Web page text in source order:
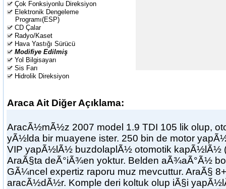
Çok Fonksiyonlu Direksiyon
Elektronik Dengeleme
Programı(ESP)
CD Çalar
Radyo/Kaset
Hava Yastığı Sürücü
Modifiye Edilmiş
Yol Bilgisayarı
Sis Farı
Hidrolik Direksiyon
Araca Ait Diğer Açıklama:
AracÃ½mÃ½z 2007 model 1.9 TDI 105 lik olup,
yÃ½lda bir muayene ister. 250 bin de motor
VIP yapÃ½lÃ½ buzdolaplÃ½ otomotik
AraÃ§ta deÃ°iÃ¾en yoktur. Belden aÃ¾aÃ°Ã½
GÃ¼ncel expertiz raporu muz mevcuttur. AraÃ§
aracÃ½dÃ½r. Komple deri koltuk olup iÃ§i